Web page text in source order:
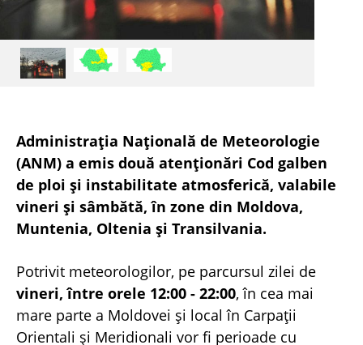
Administrația Națională de Meteorologie
(ANM) a emis două atenționări Cod galben
de ploi și instabilitate atmosferică, valabile
vineri și sâmbătă, în zone din Moldova,
Muntenia, Oltenia și Transilvania.
Potrivit meteorologilor, pe parcursul zilei de
vineri, între orele 12:00 - 22:00, în cea mai
mare parte a Moldovei și local în Carpații
Orientali și Meridionali vor fi perioade cu